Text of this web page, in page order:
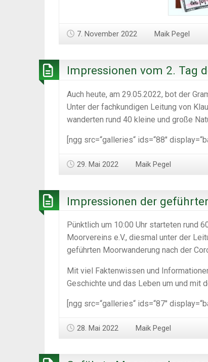
7. November 2022 Maik Pegel
Impressionen vom 2. Tag
Auch heute, am 29.05.2022, bot der
Unter der fachkundigen Leitung von
wanderten rund 40 kleine und große
[ngg src=“galleries“ ids=“88″
29. Mai 2022 Maik Pegel
Impressionen der
Pünktlich um 10:00 Uhr starteten rund
Moorvereins e.V., diesmal unter der
geführten Moorwanderung nach der
Mit viel Faktenwissen und
Geschichte und das Leben um und mit
[ngg src=“galleries“ ids=“87″
28. Mai 2022 Maik Pegel